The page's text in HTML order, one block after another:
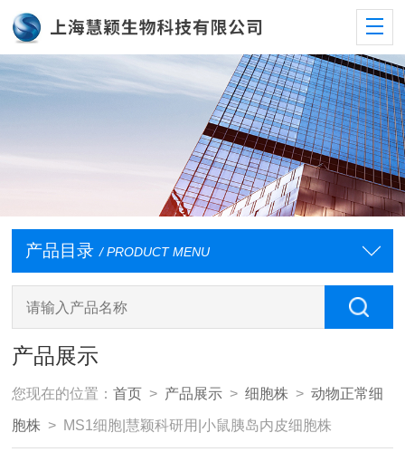
产品目录 / PRODUCT MENU
产品展示
您现在的位置：首页 > 产品展示 >细胞株 >动物正常细
胞株 > MS1细胞|慧颖科研用|小鼠胰岛内皮细胞株